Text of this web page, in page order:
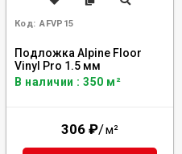
Код: AFVP15
Подложка Alpine Floor
Vinyl Pro 1.5 мм
В наличии : 350 м²
306 ₽/м²